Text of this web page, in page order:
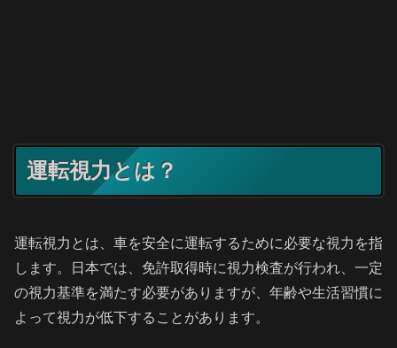
運転視力とは？
運転視力とは、車を安全に運転するために必要な視力を指
します。日本では、免許取得時に視力検査が行われ、一定
の視力基準を満たす必要がありますが、年齢や生活習慣に
よって視力が低下することがあります。